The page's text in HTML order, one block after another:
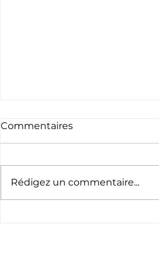
Commentaires
Rédigez un commentaire...